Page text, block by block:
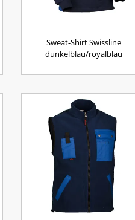
Sweat-Shirt Swissline
dunkelblau/royalblau